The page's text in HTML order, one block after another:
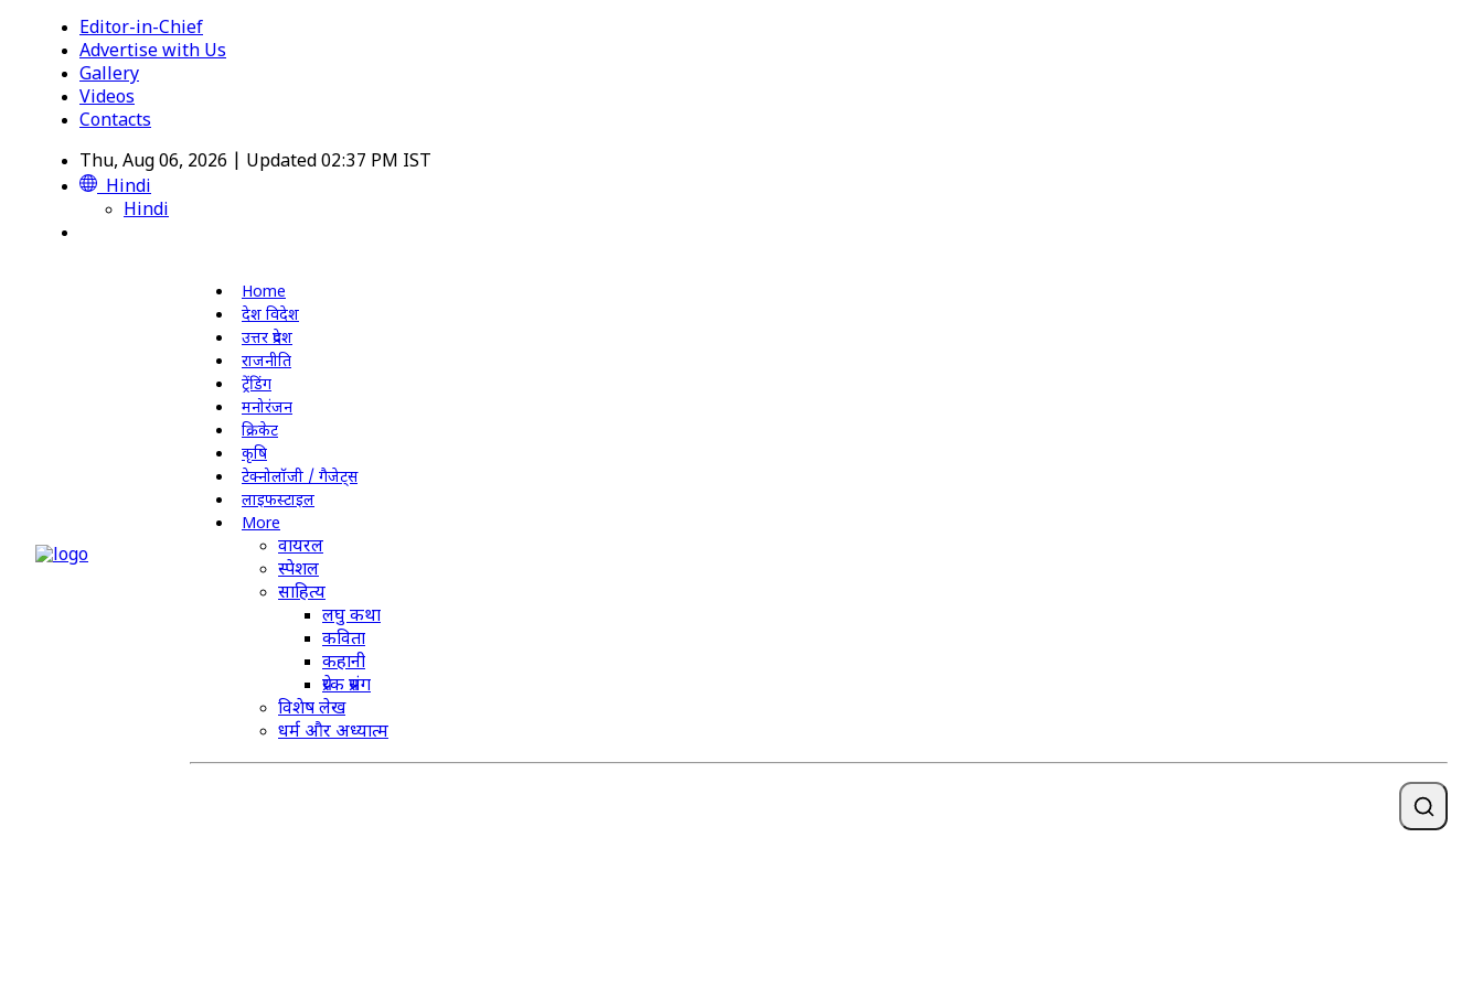
Editor-in-Chief
Advertise with Us
Gallery
Videos
Contacts
Thu, Aug 06, 2026 | Updated 02:37 PM IST
Hindi
Hindi
Home
देश विदेश
उत्तर प्रदेश
राजनीति
ट्रेंडिंग
मनोरंजन
क्रिकेट
कृषि
टेक्नोलॉजी / गैजेट्स
लाइफस्टाइल
More
वायरल
स्पेशल
साहित्य
लघु कथा
कविता
कहानी
प्रेरक प्रसंग
विशेष लेख
धर्म और अध्यात्म